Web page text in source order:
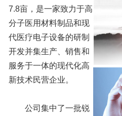
7.8亩，是一家致力于高
分子医用材料制品和现
代医疗电子设备的研制
开发并集生产、销售和
服务于一体的现代化高
新技术民营企业。
公司集中了一批锐